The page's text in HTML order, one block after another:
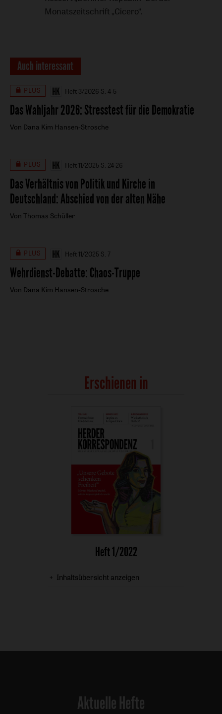
Monatszeitschrift „Cicero“.
Auch interessant
PLUS Heft 3/2026 S. 4-5
Das Wahljahr 2026:Stresstest für die Demokratie
Von Dana Kim Hansen-Strosche
PLUS Heft 11/2025 S. 24-26
Das Verhältnis von Politik und Kirche in
Deutschland:Abschied von der alten Nähe
Von Thomas Schüller
PLUS Heft 11/2025 S. 7
Wehrdienst-Debatte:Chaos-Truppe
Von Dana Kim Hansen-Strosche
Erschienen in
Heft 1/2022
Inhaltsübersicht anzeigen
Aktuelle Hefte